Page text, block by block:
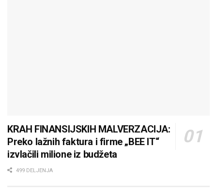
KRAH FINANSIJSKIH MALVERZACIJA:
Preko lažnih faktura i firme „BEE IT“
izvlačili milione iz budžeta
499 DELJENJA